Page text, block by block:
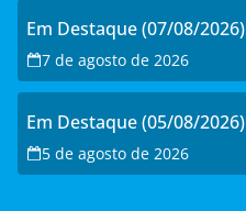
Em Destaque (07/08/2026)
7 de agosto de 2026
Em Destaque (05/08/2026)
5 de agosto de 2026